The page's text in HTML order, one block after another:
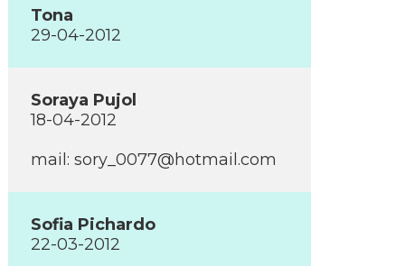
Tona
29-04-2012
Soraya Pujol
18-04-2012
mail: sory_0077@hotmail.com
Sofia Pichardo
22-03-2012